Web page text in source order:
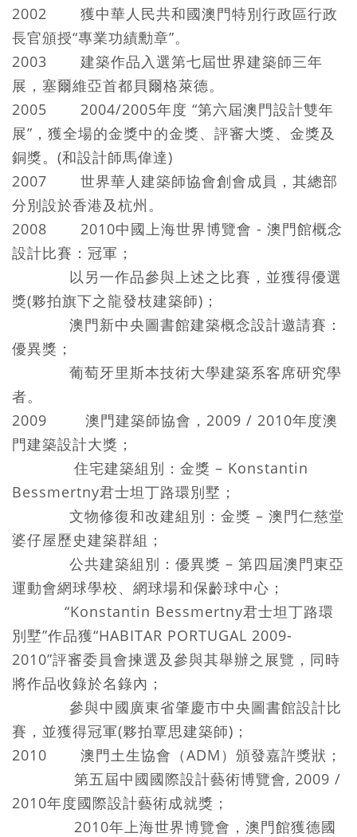
2002 獲中華人民共和國澳門特別行政區行政
長官頒授“專業功績勳章”。
2003 建築作品入選第七屆世界建築師三年
展，塞爾維亞首都貝爾格萊德。
2005 2004/2005年度 “第六屆澳門設計雙年
展”，獲全場的金獎中的金獎、評審大獎、金獎及
銅獎。(和設計師馬偉達)
2007 世界華人建築師協會創會成員，其總部
分別設於香港及杭州。
2008 2010中國上海世界博覽會 - 澳門館概念
設計比賽：冠軍；
以另一作品參與上述之比賽，並獲得優選
獎(夥拍旗下之龍發枝建築師)；
澳門新中央圖書館建築概念設計邀請賽：
優異獎；
葡萄牙里斯本技術大學建築系客席研究學
者。
2009 澳門建築師協會，2009 / 2010年度澳
門建築設計大獎；
住宅建築組別：金獎 – Konstantin
Bessmertny君士坦丁路環別墅；
文物修復和改建組別：金獎 – 澳門仁慈堂
婆仔屋歷史建築群組；
公共建築組別：優異獎 – 第四屆澳門東亞
運動會網球學校、網球場和保齡球中心；
“Konstantin Bessmertny君士坦丁路環
別墅”作品獲“HABITAR PORTUGAL 2009-
2010”評審委員會揀選及參與其舉辦之展覽，同時
將作品收錄於名錄內；
參與中國廣東省肇慶市中央圖書館設計比
賽，並獲得冠軍(夥拍覃思建築師)；
2010 澳門土生協會（ADM）頒發嘉許獎狀；
第五屆中國國際設計藝術博覽會, 2009 /
2010年度國際設計藝術成就獎；
2010年上海世界博覽會，澳門館獲德國